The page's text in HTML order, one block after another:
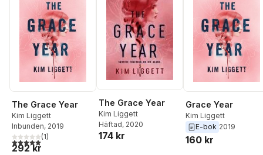
The Grace Year
Kim Liggett
Inbunden, 2019
5,0utav 5 stjärnor. Totalt antal röster:
(1)
292 kr
The Grace Year
Kim Liggett
Häftad, 2020
174 kr
Grace Year
Kim Liggett
E-bok 2019
160 kr